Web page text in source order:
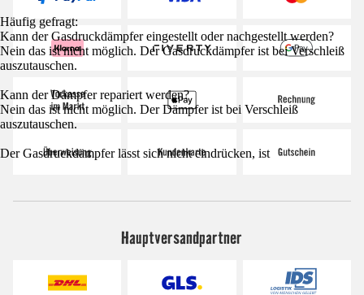
Häufig gefragt:
Kann der Gasdruckdämpfer eingestellt oder nachgestellt werden?
Nein das ist nicht möglich. Der Gasdruckdämpfer ist bei Verschleiß
auszutauschen.
Kann der Dämpfer repariert werden?
Nein das ist nicht möglich. Der Dämpfer ist bei Verschleiß
auszutauschen.
Der Gasdruckdämpfer lässt sich nicht eindrücken, ist
Hauptversandpartner